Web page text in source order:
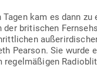
Tagen kam es dann
der bri­ti­schen
Pearson. Sie wurde
regel­mä­ßigen